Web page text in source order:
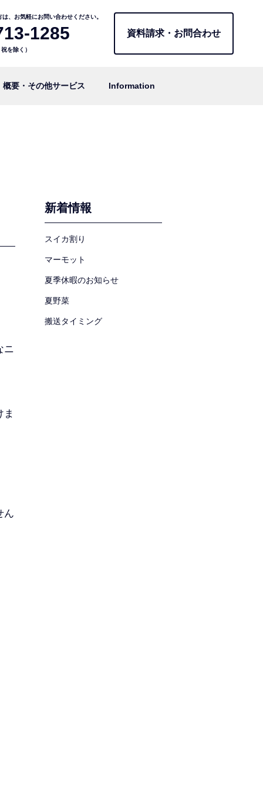
、お気軽にお問い合わせください。
1285
を除く）
資料請求・お問合わせ
概要・その他サービス Information
ニ
ん
新着情報
スイカ割り
マーモット
夏季休暇のお知らせ
夏野菜
搬送タイミング